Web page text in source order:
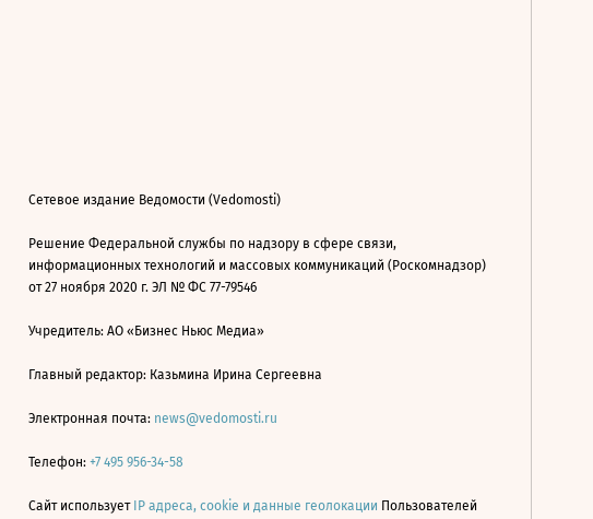
Сетевое издание Ведомости (Vedomosti)
Решение Федеральной службы по надзору в сфере связи,
информационных технологий и массовых коммуникаций (Роскомнадзор)
от 27 ноября 2020 г. ЭЛ № ФС 77-79546
Учредитель: АО «Бизнес Ньюс Медиа»
Главный редактор: Казьмина Ирина Сергеевна
Электронная почта: news@vedomosti.ru
Телефон: +7 495 956-34-58
Сайт использует IP адреса, cookie и данные геолокации Пользователей